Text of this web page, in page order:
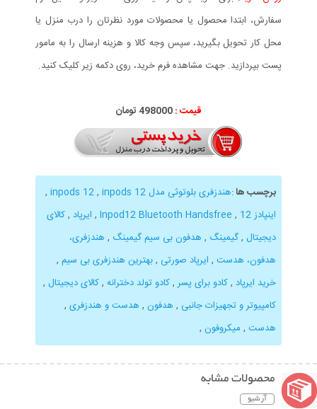
سفارش، ابتدا محصول یا محصولات مورد نظرتان را درب منزل یا
محل کار تحویل بگیرید، سپس وجه کالا و هزینه ارسال را به مامور
پست بپردازید. جهت مشاهده فرم خرید، روی دکمه زیر کلیک کنید.
قیمت : 498000 تومان
برچسب ها:هندزفری بلوتوثی مدل inpods 12 , inpods 12
,
اینپادز 12
,
Inpod12 Bluetooth Handsfree
, ایرپاد ,کالای
دیجیتال ,گیمینگ , هدفون بی سیم گیمینگ , هندزفری،
هدفون، هدست , ایرپاد صورتی ,بهترین هندزفری بی سیم ,
خرید ایرپاد ,کادو برای پسر ,کادو تولد دخترانه ,کالای دیجیتال ,
کامپیوتر و تجهیزات جانبی , هدفون , هدست و هندزفری ,
هدست , میکروفون ,
محصولات مشابه
آرشیو